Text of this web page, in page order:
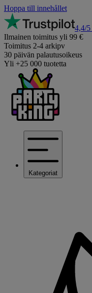
Hoppa till innehållet
4,4/5
Ilmainen toimitus yli 99 €
Toimitus 2-4 arkipv
30 päivän palautusoikeus
Yli +25 000 tuotetta
Kategoriat